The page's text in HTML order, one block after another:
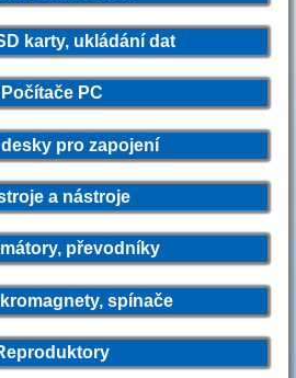
karty, ukládání dat
PC
pro zapojení
a nástroje
převodníky
spínače